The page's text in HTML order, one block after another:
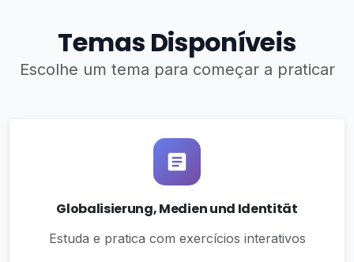
Temas Disponíveis
Escolhe um tema para começar a praticar
Globalisierung, Medien und Identität
Estuda e pratica com exercícios interativos